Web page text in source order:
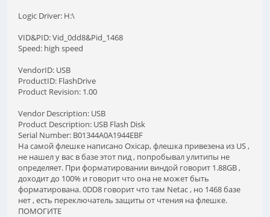
Logic Driver: H:\
VID&PID: Vid_0dd8&Pid_1468
Speed: high speed
VendorID: USB
ProductID: FlashDrive
Product Revision: 1.00
Vendor Description: USB
Product Description: USB Flash Disk
Serial Number: B01344A0A1944EBF
На самой флешке написано Oxicap, флешка привезена из US ,
не нашел у вас в базе этот пид , попробывал улитипы не
определяет. При форматировании виндой говорит 1.88GB ,
доходит до 100% и говорит что она не может быть
форматирована. 0DD8 говорит что там Netac , но 1468 базе
нет , есть переключатель защиты от чтения на флешке.
ПОМОГИТЕ